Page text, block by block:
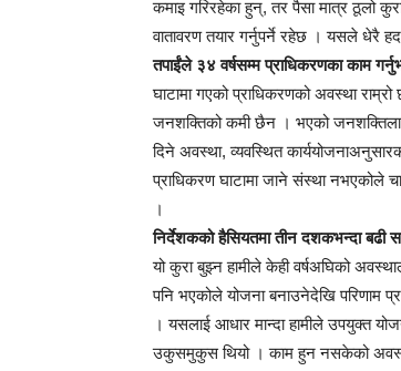
कमाइ गरिरहेका हुन्, तर पैसा मात्र ठूलो
वातावरण तयार गर्नुपर्ने रहेछ । यसले धेरै
तपाईंले ३४ वर्षसम्म प्राधिकरणका काम
घाटामा गएको प्राधिकरणको अवस्था
जनशक्तिको कमी छैन । भएको जनशक्तिलाई
दिने अवस्था, व्यवस्थित
प्राधिकरण घाटामा जाने संस्था नभएकोले
।
निर्देशकको हैसियतमा तीन दशकभन्दा बढी
यो कुरा बुझ्न हामीले केही वर्षअघिको
पनि भएकोले योजना बनाउनेदेखि परिणाम
। यसलाई आधार मान्दा हामीले उपयुक्त
उकुसमुकुस थियो । काम हुन नसकेको